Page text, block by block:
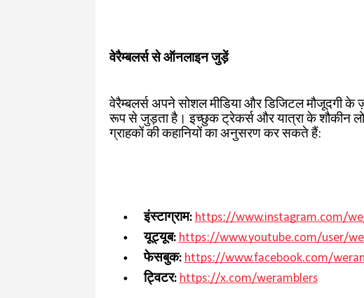
वेरैम्बलर्स से ऑनलाइन जुड़ें
वेरैम्बलर्स अपने सोशल मीडिया और डिजिटल मौजूदगी
रूप से जुड़ता है। इच्छुक ट्रेकर्स और यात्रा के शौकीन
ग्राहकों की कहानियों का अनुसरण कर सकते हैं:
इंस्टाग्राम: https://www.instagram.com/
यूट्यूब: https://www.youtube.com/user/
फेसबुक: https://www.facebook.com/
ट्विटर: https://x.com/weramblers